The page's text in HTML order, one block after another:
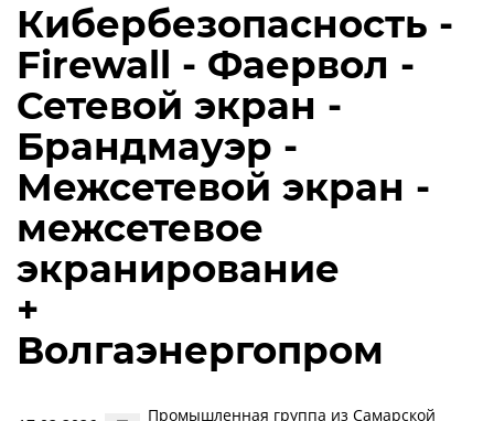
Кибербезопасность -
Firewall - Фаервол -
Сетевой экран -
Брандмауэр -
Межсетевой экран -
межсетевое
экранирование
+
Волгаэнергопром
Промышленная группа из Самарской